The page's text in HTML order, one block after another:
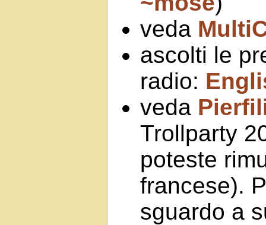
veda
ascolti le
radio:
veda
Trollparty
poteste
francese).
sguardo a